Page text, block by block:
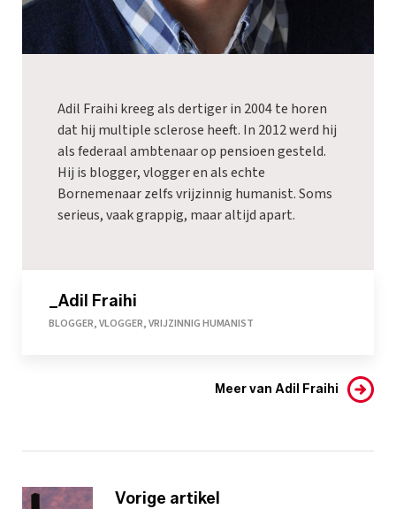
Adil Fraihi kreeg als dertiger in 2004 te horen
dat hij multiple sclerose heeft. In 2012 werd hij
als federaal ambtenaar op pensioen gesteld.
Hij is blogger, vlogger en als echte
Bornemenaar zelfs vrijzinnig humanist. Soms
serieus, vaak grappig, maar altijd apart.
_Adil Fraihi
BLOGGER, VLOGGER, VRIJZINNIG HUMANIST
Meer van Adil Fraihi
Vorige artikel